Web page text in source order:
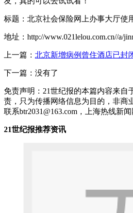
标题：北京社会保险网上办事大厅使
地址：http://www.021lelou.com.cn//a/
上一篇： 北京新增病例曾住酒店已封
下一篇：没有了
免责声明：21世纪报的本篇内容来自
责，只为传播网络信息为目的，非商
联系btr2031@163.com，上海热线新
21世纪报推荐资讯